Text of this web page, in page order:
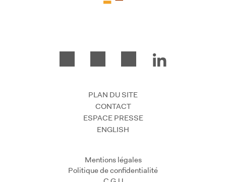
PLAN DU SITE
CONTACT
ESPACE PRESSE
ENGLISH
Mentions légales
Politique de confidentialité